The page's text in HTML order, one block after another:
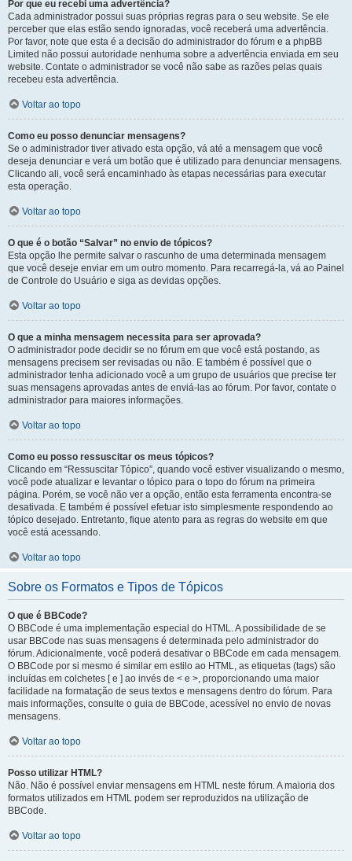
Por que eu recebi uma advertência?
Cada administrador possui suas próprias regras para o seu website. Se ele
perceber que elas estão sendo ignoradas, você receberá uma advertência.
Por favor, note que esta é a decisão do administrador do fórum e a phpBB
Limited não possui autoridade nenhuma sobre a advertência enviada em seu
website. Contate o administrador se você não sabe as razões pelas quais
recebeu esta advertência.
Voltar ao topo
Como eu posso denunciar mensagens?
Se o administrador tiver ativado esta opção, vá até a mensagem que você
deseja denunciar e verá um botão que é utilizado para denunciar mensagens.
Clicando ali, você será encaminhado às etapas necessárias para executar
esta operação.
Voltar ao topo
O que é o botão “Salvar” no envio de tópicos?
Esta opção lhe permite salvar o rascunho de uma determinada mensagem
que você deseje enviar em um outro momento. Para recarregá-la, vá ao Painel
de Controle do Usuário e siga as devidas opções.
Voltar ao topo
O que a minha mensagem necessita para ser aprovada?
O administrador pode decidir se no fórum em que você está postando, as
mensagens precisem ser revisadas ou não. E também é possível que o
administrador tenha adicionado você a um grupo de usuários que precise ter
suas mensagens aprovadas antes de enviá-las ao fórum. Por favor, contate o
administrador para maiores informações.
Voltar ao topo
Como eu posso ressuscitar os meus tópicos?
Clicando em “Ressuscitar Tópico”, quando você estiver visualizando o mesmo,
você pode atualizar e levantar o tópico para o topo do fórum na primeira
página. Porém, se você não ver a opção, então esta ferramenta encontra-se
desativada. E também é possível efetuar isto simplesmente respondendo ao
tópico desejado. Entretanto, fique atento para as regras do website em que
você está acessando.
Voltar ao topo
Sobre os Formatos e Tipos de Tópicos
O que é BBCode?
O BBCode é uma implementação especial do HTML. A possibilidade de se
usar BBCode nas suas mensagens é determinada pelo administrador do
fórum. Adicionalmente, você poderá desativar o BBCode em cada mensagem.
O BBCode por si mesmo é similar em estilo ao HTML, as etiquetas (tags) são
incluídas em colchetes [ e ] ao invés de < e >, proporcionando uma maior
facilidade na formatação de seus textos e mensagens dentro do fórum. Para
mais informações, consulte o guia de BBCode, acessível no envio de novas
mensagens.
Voltar ao topo
Posso utilizar HTML?
Não. Não é possível enviar mensagens em HTML neste fórum. A maioria dos
formatos utilizados em HTML podem ser reproduzidos na utilização de
BBCode.
Voltar ao topo